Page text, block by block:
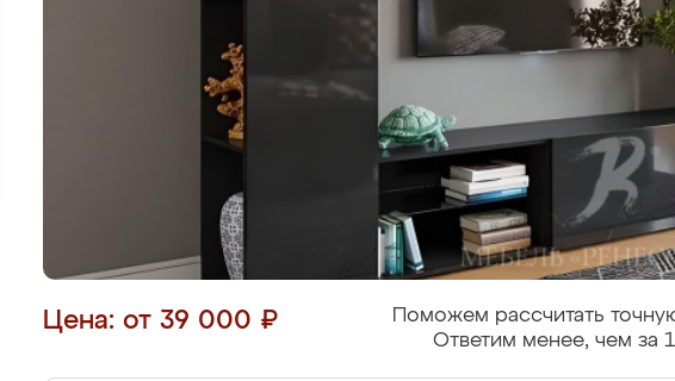
Цена: от 39 000 ₽
Поможем рассчитать
Ответим менее, чем за